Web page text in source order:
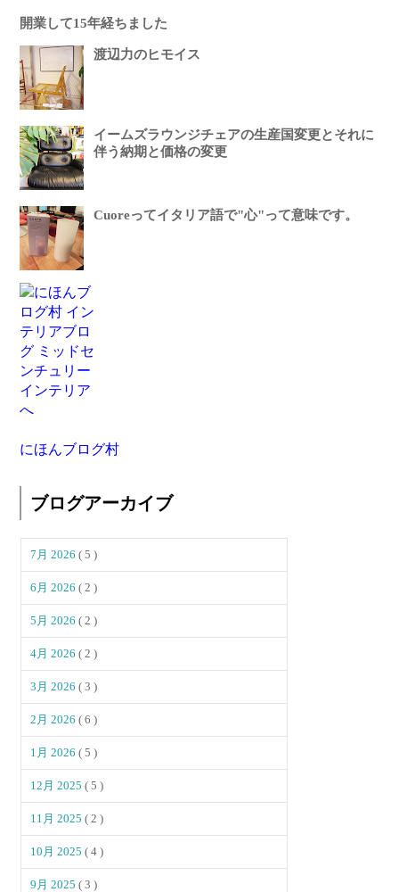
開業して15年経ちました
渡辺力のヒモイス
イームズラウンジチェアの生産国変更とそれに
伴う納期と価格の変更
Cuoreってイタリア語で"心"って意味です。
にほんブログ村
ブログアーカイブ
7月 2026( 5 )
6月 2026( 2 )
5月 2026( 2 )
4月 2026( 2 )
3月 2026( 3 )
2月 2026( 6 )
1月 2026( 5 )
12月 2025( 5 )
11月 2025( 2 )
10月 2025( 4 )
9月 2025( 3 )